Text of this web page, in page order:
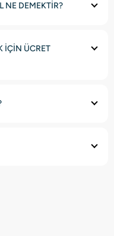
NE DEMEKTİR?
İÇİN ÜCRET